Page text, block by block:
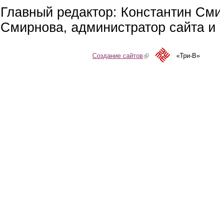
Главный редактор: Константин
Смирнова, администратор сайта
Создание сайтов(link is external)«Три-В»